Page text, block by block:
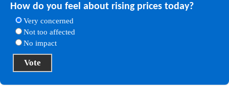
How do you feel about rising prices today?
Very concerned
Not too affected
No impact